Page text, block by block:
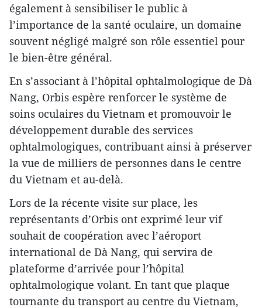
également à sensibiliser le public à
l’importance de la santé oculaire, un domaine
souvent négligé malgré son rôle essentiel pour
le bien-être général.
En s’associant à l’hôpital ophtalmologique de Dà
Nang, Orbis espère renforcer le système de
soins oculaires du Vietnam et promouvoir le
développement durable des services
ophtalmologiques, contribuant ainsi à préserver
la vue de milliers de personnes dans le centre
du Vietnam et au-delà.
Lors de la récente visite sur place, les
représentants d’Orbis ont exprimé leur vif
souhait de coopération avec l’aéroport
international de Dà Nang, qui servira de
plateforme d’arrivée pour l’hôpital
ophtalmologique volant. En tant que plaque
tournante du transport au centre du Vietnam,